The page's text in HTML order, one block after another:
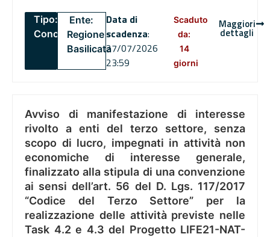
Tipo:
Concorsi
Ente:
Regione
Basilicata
Data di
scadenza:
27/07/2026
23:59
Scaduto
da:
14
giorni
Maggiori
dettagli
Avviso di manifestazione di interesse
rivolto a enti del terzo settore, senza
scopo di lucro, impegnati in attività non
economiche di interesse generale,
finalizzato alla stipula di una convenzione
ai sensi dell’art. 56 del D. Lgs. 117/2017
“Codice del Terzo Settore” per la
realizzazione delle attività previste nelle
Task 4.2 e 4.3 del Progetto LIFE21-NAT-